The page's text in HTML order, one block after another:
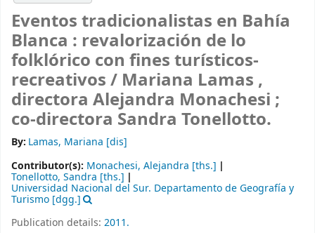
Eventos tradicionalistas en Bahía
Blanca : revalorización de lo
folklórico con fines turísticos-
recreativos / Mariana Lamas ,
directora Alejandra Monachesi ;
co-directora Sandra Tonellotto.
By: Lamas, Mariana [dis]
Contributor(s): Monachesi, Alejandra [ths.]
Tonellotto, Sandra [ths.]
Universidad Nacional del Sur. Departamento de Geografía y
Turismo [dgg.]
Publication details: 2011.